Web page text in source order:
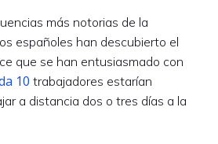
más notorias de la
españoles han descubierto el
que se han entusiasmado con
10 trabajadores estarían
a distancia dos o tres días a la